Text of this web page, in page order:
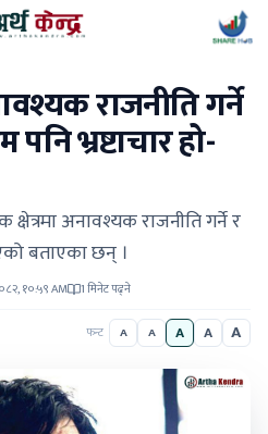
राजनीति गर्ने
भ्रष्टाचार हो-
क्षेत्रमा अनावश्यक राजनीति गर्ने र
बताएका छन् ।
१०:५९ AM 1 मिनेट पढ्ने
फन्ट A A A A A